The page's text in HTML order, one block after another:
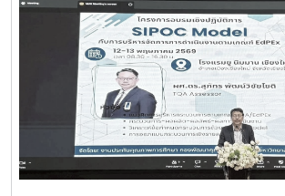
ปริญญาโท คณะวิศวกรรมและอุตสาหกรรมเก
ด่านกระโทกนักศึกษาปริญญาโท คณะวิศวกรร
เกษตร• นายตันติกร กันนานักศึกษาปริญญาต
บริหารธุรกิจ• Nirmala Bhuvana Chandra
Ramisettyนักศึกษาปริญญาโท วิทยาลัยนานา
ปรึกษารองศาสตราจารย์ ดร.จตุรภัทร วาฤท
อุตสาหกรรมเกษตรการแข่งขัน Startup
2026 เป็นเวทีสำคัญในการส่งเสริมศักยภาพ